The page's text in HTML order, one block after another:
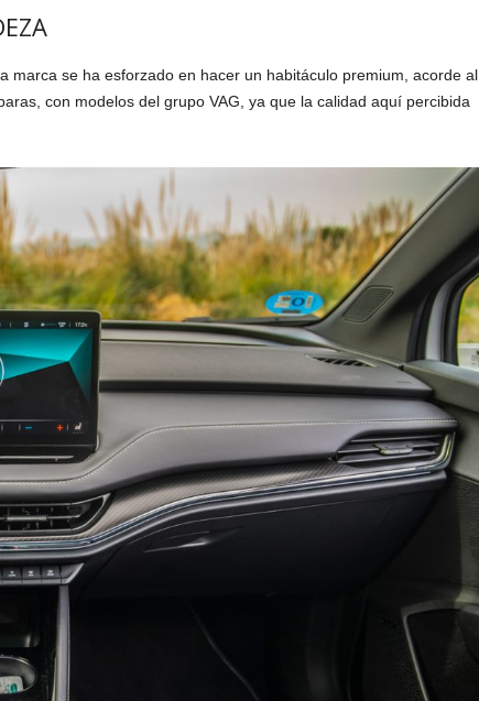
marca se ha esforzado en hacer un habitáculo premium, acorde al
con modelos del grupo VAG, ya que la calidad aquí percibida